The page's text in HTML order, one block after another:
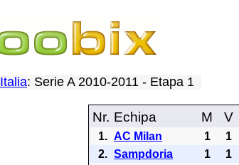
Italia: Serie A 2010-2011 - Etapa 1
Nr. Echipa M V
1. AC Milan 1 1
2. Sampdoria 1 1